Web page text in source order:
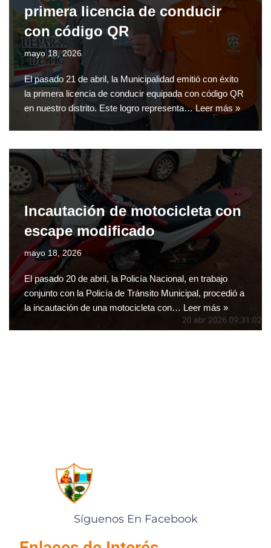
primera licencia de conducir
con código QR
mayo 18, 2026
El pasado 21 de abril, la Municipalidad emitió con éxito
la primera licencia de conducir equipada con código QR
en nuestro distrito. Este logro representa…Leer más »
Incautación de motocicleta con
escape modificado
mayo 18, 2026
El pasado 20 de abril, la Policía Nacional, en trabajo
conjunto con la Policía de Tránsito Municipal, procedió a
la incautación de una motocicleta con… Leer más »
Síguenos En Facebook